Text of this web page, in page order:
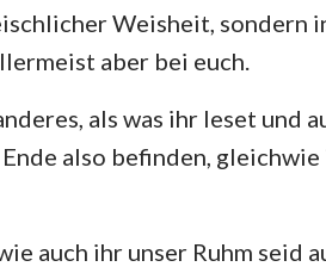
Weisheit, sondern
aber bei euch.
als was ihr leset und
also befinden, gleichwie
auch ihr unser Ruhm seid